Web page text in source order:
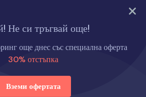
Опитайте сега
Не си тръгвай още!
още днес със специална оферта
30% отстъпка
Вземи офертата
Опитайте тези 8 приложения, за
активност